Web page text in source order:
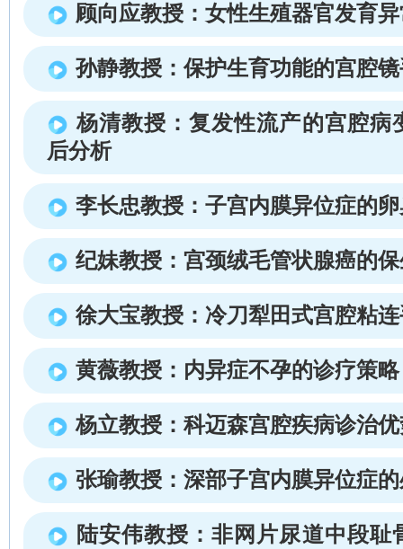
顾向应教授：女性生殖器官发育
孙静教授：保护生育功能的宫腔
杨清教授：复发性流产的宫腔病
后分析
李长忠教授：子宫内膜异位症的
纪妹教授：宫颈绒毛管状腺癌的
徐大宝教授：冷刀犁田式宫腔粘
黄薇教授：内异症不孕的诊疗策略
杨立教授：科迈森宫腔疾病诊治
张瑜教授：深部子宫内膜异位症
陆安伟教授：非网片尿道中段耻